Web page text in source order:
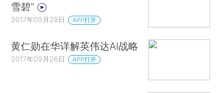
雪碧”
2017年09月28日 APP打开
黄仁勋在华详解英伟达AI战略
2017年09月26日 APP打开